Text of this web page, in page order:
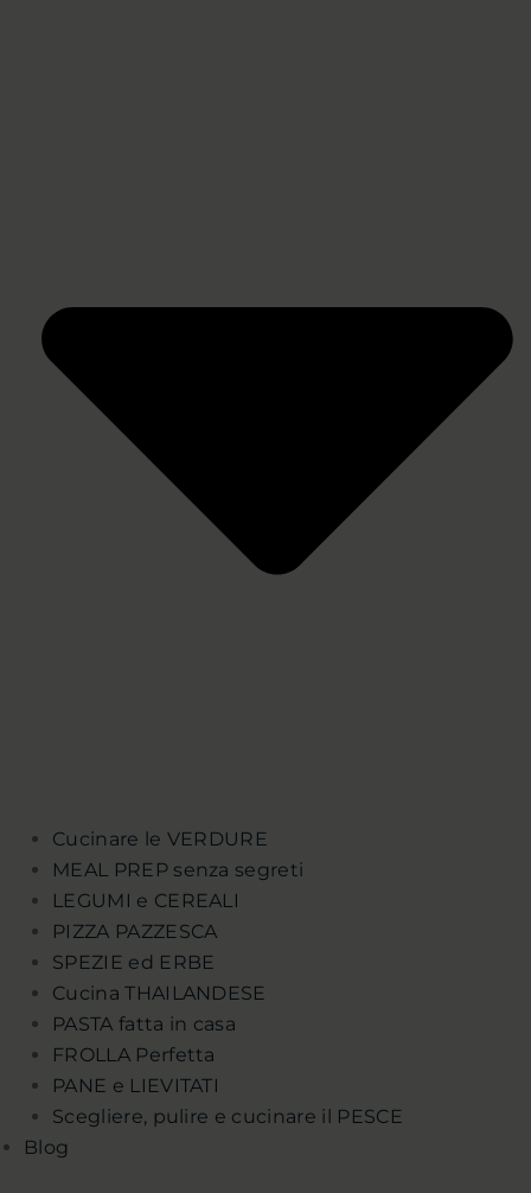
Cucinare le VERDURE
MEAL PREP senza segreti
LEGUMI e CEREALI
PIZZA PAZZESCA
SPEZIE ed ERBE
Cucina THAILANDESE
PASTA fatta in casa
FROLLA Perfetta
PANE e LIEVITATI
Scegliere, pulire e cucinare il PESCE
Blog